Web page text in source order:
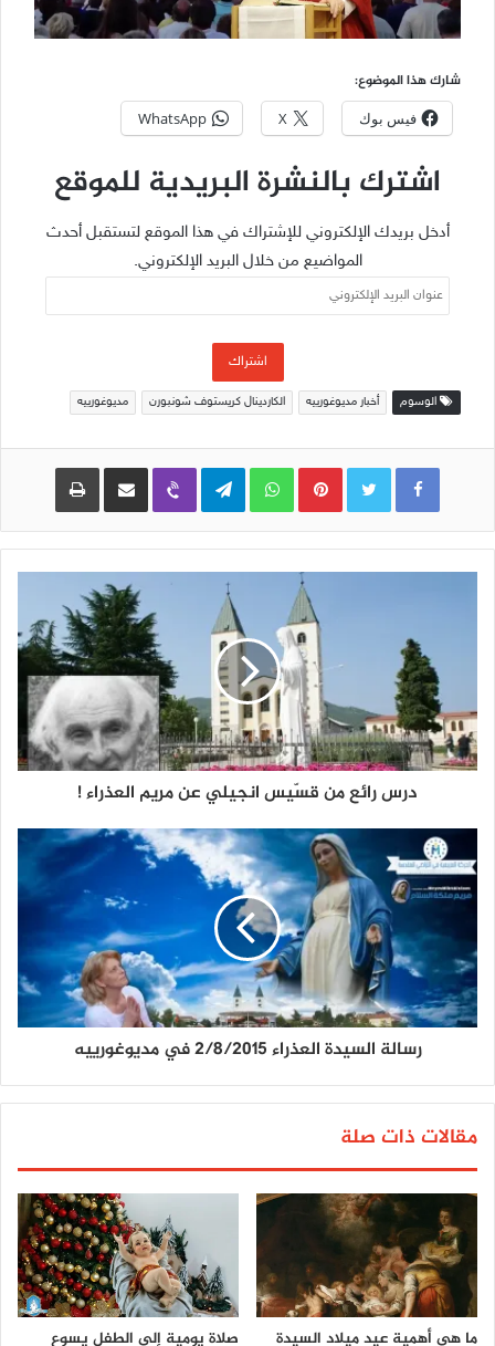
شارك هذا الموضوع:
فيس بوك X
WhatsApp
اشترك بالنشرة البريدية للموقع
أدخل بريدك الإلكتروني للإشتراك في هذا الموقع لتستقبل أحدث
المواضيع من خلال البريد الإلكتروني.
عنوان
البريد
اشتراك
الوسوم أخبار مديوغورييه الكاردينال كريستوف شونبورن مديوغورييه
Pinterest
WhatsApp
Telegram
Viber مشاركة عبر البريد طباعة
درس رائع من قسّيس انجيلي عن مريم العذراء !
رسالة السيدة العذراء 2/8/2015 في مديوغورييه
مقالات ذات صلة
ما هي أهمية عيد ميلاد السيدة صلاة يومية إلى الطفل يسوع